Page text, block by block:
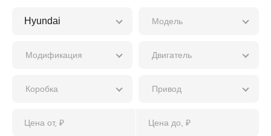
Модель
Двигатель
Коробка Привод
Модификация